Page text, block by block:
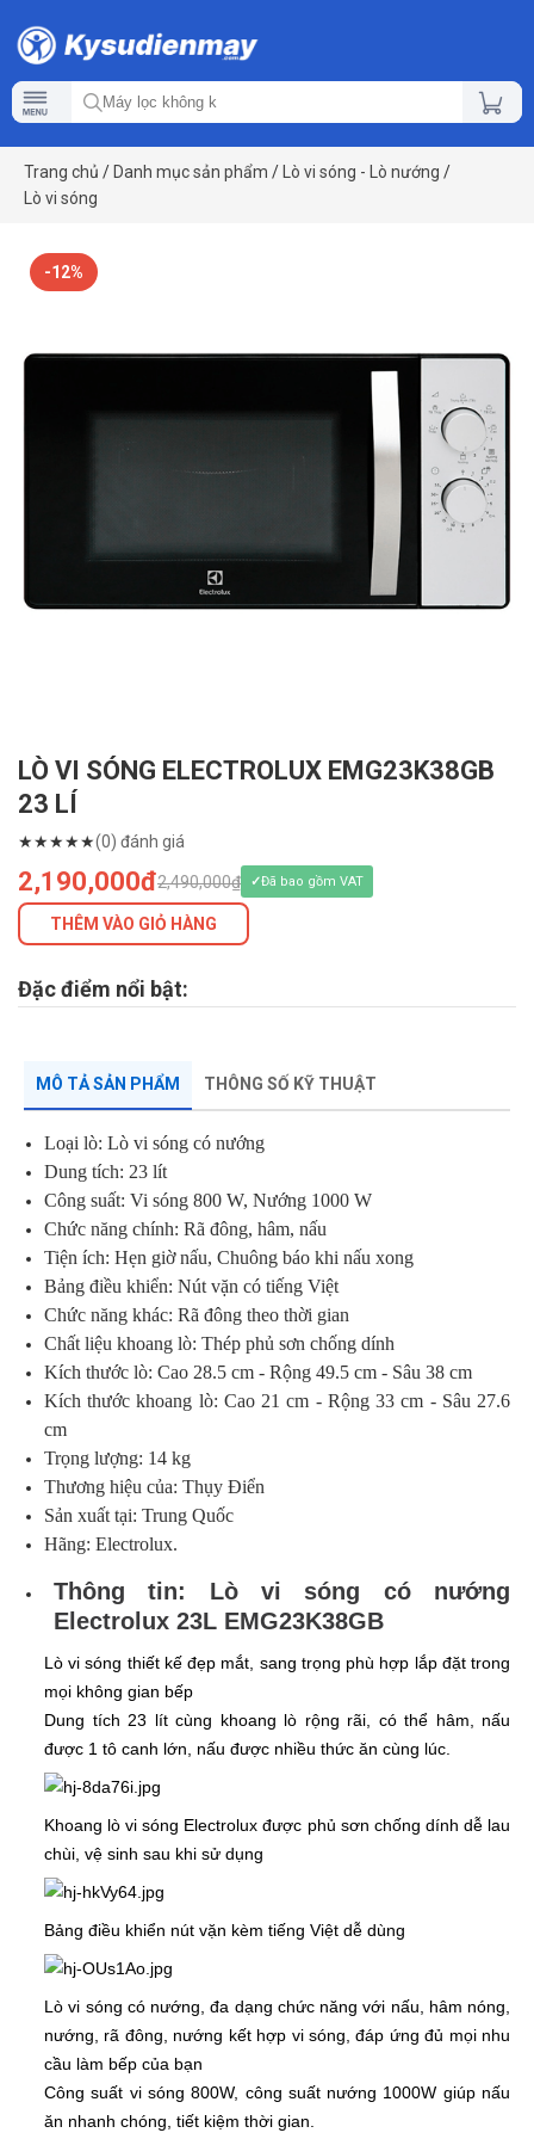
Trang chủ / Danh mục sản phẩm / Lò vi sóng - Lò nướng /
Lò vi sóng
-12%
LÒ VI SÓNG ELECTROLUX EMG23K38GB
23 LÍ
★★★★★(0) đánh giá
2,190,000đ2,490,000₫ Đã bao gồm VAT
THÊM VÀO GIỎ HÀNG
Đặc điểm nổi bật:
MÔ TẢ SẢN PHẨM THÔNG SỐ KỸ THUẬT
Loại lò: Lò vi sóng có nướng
Dung tích: 23 lít
Công suất: Vi sóng 800 W, Nướng 1000 W
Chức năng chính: Rã đông, hâm, nấu
Tiện ích: Hẹn giờ nấu, Chuông báo khi nấu xong
Bảng điều khiển: Nút vặn có tiếng Việt
Chức năng khác: Rã đông theo thời gian
Chất liệu khoang lò: Thép phủ sơn chống dính
Kích thước lò: Cao 28.5 cm - Rộng 49.5 cm - Sâu 38 cm
Kích thước khoang lò: Cao 21 cm - Rộng 33 cm - Sâu 27.6
cm
Trọng lượng: 14 kg
Thương hiệu của: Thụy Điển
Sản xuất tại: Trung Quốc
Hãng: Electrolux.
Thông tin: Lò vi sóng có nướng
Electrolux 23L EMG23K38GB
Lò vi sóng thiết kế đẹp mắt, sang trọng phù hợp lắp đặt trong
mọi không gian bếp
Dung tích 23 lít cùng khoang lò rộng rãi, có thể hâm, nấu
được 1 tô canh lớn, nấu được nhiều thức ăn cùng lúc.
Khoang lò vi sóng Electrolux được phủ sơn chống dính dễ lau
chùi, vệ sinh sau khi sử dụng
Bảng điều khiển nút vặn kèm tiếng Việt dễ dùng
Lò vi sóng có nướng, đa dạng chức năng với nấu, hâm nóng,
nướng, rã đông, nướng kết hợp vi sóng, đáp ứng đủ mọi nhu
cầu làm bếp của bạn
Công suất vi sóng 800W, công suất nướng 1000W giúp nấu
ăn nhanh chóng, tiết kiệm thời gian.